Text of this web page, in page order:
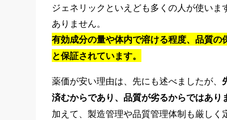
ジェネリックといえども多くの人が使い
ありません。
有効成分の量や体内で溶ける程度、品質
と保証されています。
薬価が安い理由は、先にも述べましたが、
済むからであり、品質が劣るからではあり
加えて、製造管理や品質管理体制も厳し